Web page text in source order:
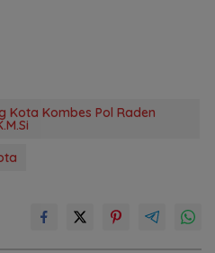
Kota Kombes Pol Raden